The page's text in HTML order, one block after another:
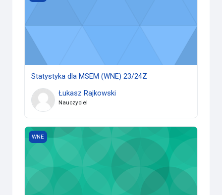
Statystyka dla MSEM (WNE) 23/24Z
Łukasz Rajkowski
Nauczyciel
Linear Algebra (WNE) 23/24Z
WNE